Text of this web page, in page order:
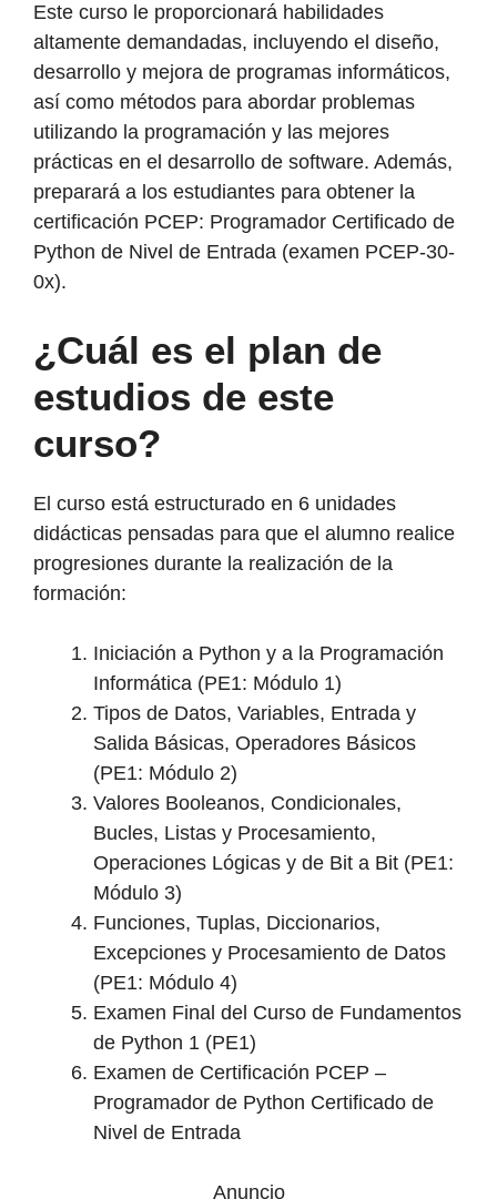
Este curso le proporcionará habilidades
altamente demandadas, incluyendo el diseño,
desarrollo y mejora de programas informáticos,
así como métodos para abordar problemas
utilizando la programación y las mejores
prácticas en el desarrollo de software. Además,
preparará a los estudiantes para obtener la
certificación PCEP: Programador Certificado de
Python de Nivel de Entrada (examen PCEP-30-
0x).
¿Cuál es el plan de
estudios de este
curso?
El curso está estructurado en 6 unidades
didácticas pensadas para que el alumno realice
progresiones durante la realización de la
formación:
Iniciación a Python y a la Programación
Informática (PE1: Módulo 1)
Tipos de Datos, Variables, Entrada y
Salida Básicas, Operadores Básicos
(PE1: Módulo 2)
Valores Booleanos, Condicionales,
Bucles, Listas y Procesamiento,
Operaciones Lógicas y de Bit a Bit (PE1:
Módulo 3)
Funciones, Tuplas, Diccionarios,
Excepciones y Procesamiento de Datos
(PE1: Módulo 4)
Examen Final del Curso de Fundamentos
de Python 1 (PE1)
Examen de Certificación PCEP –
Programador de Python Certificado de
Nivel de Entrada
Anuncio